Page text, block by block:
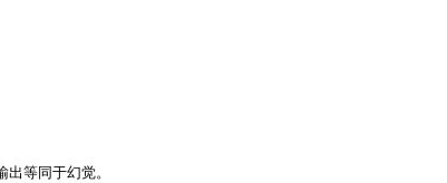
等同于幻觉。